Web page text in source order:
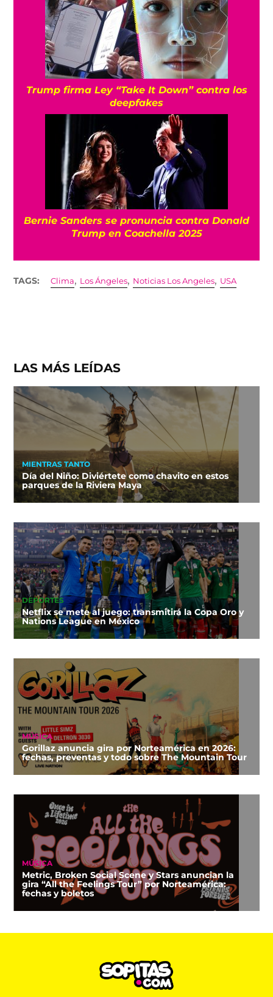
Trump firma Ley “Take It Down” contra los
deepfakes
Bernie Sanders se pronuncia contra Donald
Trump en Coachella 2025
TAGS: Clima, Los Ángeles, Noticias Los Angeles, USA
LAS MÁS LEÍDAS
MIENTRAS TANTO
Día del Niño: Diviértete como chavito en estos
parques de la Riviera Maya
DEPORTES
Netflix se mete al juego: transmitirá la Copa Oro y
Nations League en México
MÚSICA
Gorillaz anuncia gira por Norteamérica en 2026:
fechas, preventas y todo sobre The Mountain Tour
MÚSICA
Metric, Broken Social Scene y Stars anuncian la
gira “All the Feelings Tour” por Norteamérica:
fechas y boletos